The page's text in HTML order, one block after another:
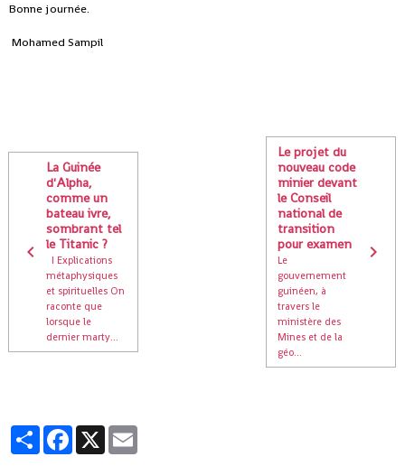
Bonne journée.
Mohamed Sampil
La Guinée
d'Alpha,
comme un
bateau ivre,
sombrant tel
le Titanic ?
I Explications
métaphysiques
et spirituelles On
raconte que
lorsque le
dernier marty...
Le projet du
nouveau code
minier devant
le Conseil
national de
transition
pour examen
Le
gouvernement
guinéen, à
travers le
ministère des
Mines et de la
géo...
PartagerFacebook
X